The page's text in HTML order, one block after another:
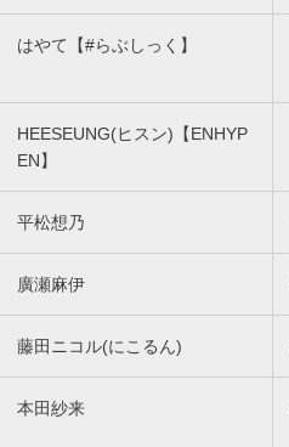
はやて【#らぶしっく】
HEESEUNG(ヒスン)【ENHYP
EN】
平松想乃
廣瀬麻伊
藤田ニコル(にこるん)
本田紗来